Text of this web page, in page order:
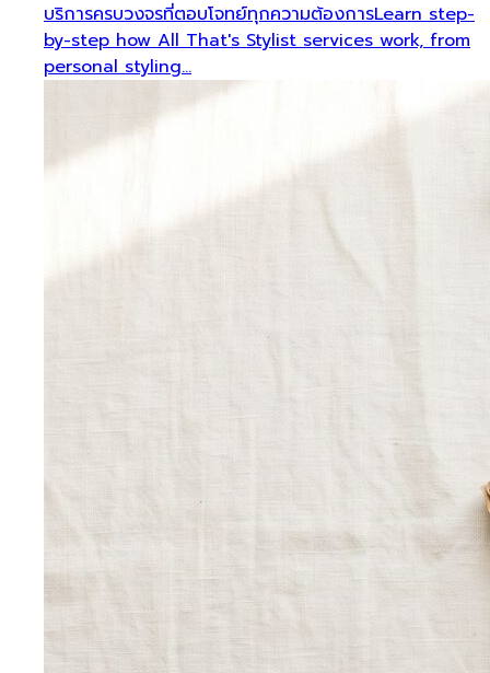
บริการครบวงจรที่ตอบโจทย์ทุกความต้องการLearn step-
by-step how All That's Stylist services work, from
personal styling…